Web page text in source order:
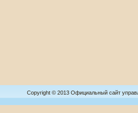
Copyright © 2013 Официальный сайт